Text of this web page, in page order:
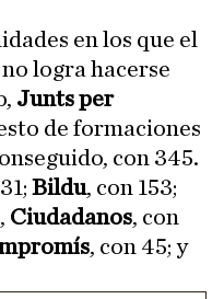
en los que el
logra hacerse
Junts per
de formaciones
con 345.
Bildu, con 153;
Ciudadanos, con
, con 45; y